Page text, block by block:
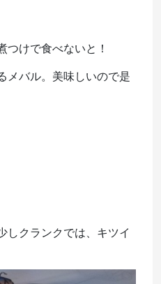
つけで食べないと！
メバル。美味しいので是
しクランクでは、キツイ